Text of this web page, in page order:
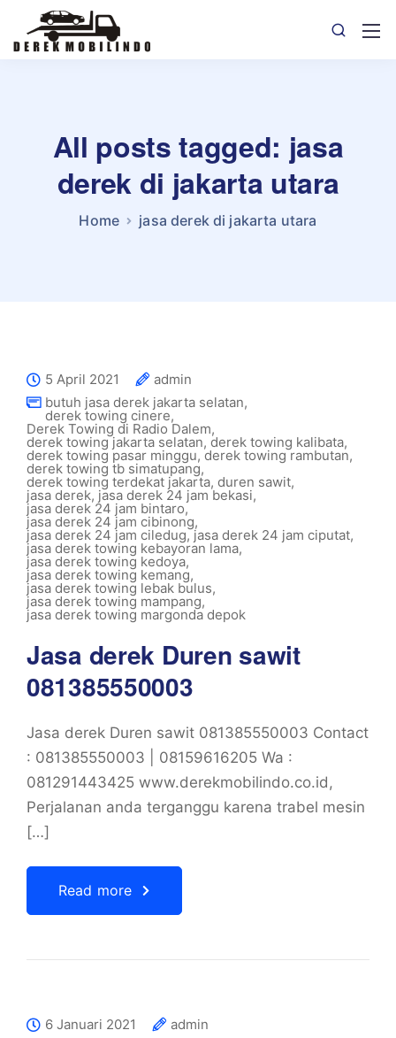
All posts tagged: jasa
derek di jakarta utara
Home jasa derek di jakarta utara
5 April 2021
admin
butuh jasa derek jakarta selatan,
derek towing cinere,
Derek Towing di Radio Dalem,
derek towing jakarta selatan, derek towing kalibata,
derek towing pasar minggu, derek towing rambutan,
derek towing tb simatupang,
derek towing terdekat jakarta, duren sawit,
jasa derek, jasa derek 24 jam bekasi,
jasa derek 24 jam bintaro,
jasa derek 24 jam cibinong,
jasa derek 24 jam ciledug,jasa derek 24 jam ciputat,
jasa derek towing kebayoran lama,
jasa derek towing kedoya,
jasa derek towing kemang,
jasa derek towing lebak bulus,
jasa derek towing mampang,
jasa derek towing margonda depok
Jasa derek Duren sawit
081385550003
Jasa derek Duren sawit 081385550003 Contact
: 081385550003 | 08159616205 Wa :
081291443425 www.derekmobilindo.co.id,
Perjalanan anda terganggu karena trabel mesin
[…]
Read more
6 Januari 2021
admin